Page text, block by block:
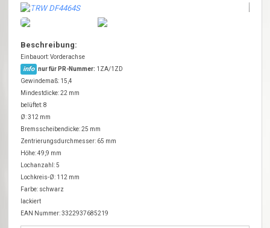
Beschreibung:
Einbauort: Vorderachse
info nur für PR-Nummer: 1ZA/1ZD
Gewindemaß: 15,4
Mindestdicke: 22 mm
belüftet: 8
Ø: 312 mm
Bremsscheibendicke: 25 mm
Zentrierungsdurchmesser: 65 mm
Höhe: 49,9 mm
Lochanzahl: 5
Lochkreis-Ø: 112 mm
Farbe: schwarz
lackiert
EAN Nummer: 3322937685219